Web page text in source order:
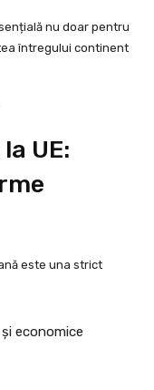
nu doar pentru
întregului continent
UE:
este una strict
economice